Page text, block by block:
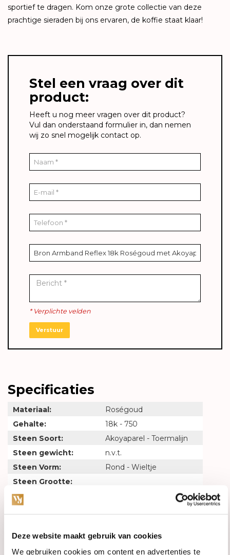
Deze website maakt gebruik van cookies
We gebruiken cookies om content en advertenties te
sportief te dragen. Kom onze grote collectie van deze
prachtige sieraden bij ons ervaren, de koffie staat klaar!
Stel een vraag over dit
product:
Heeft u nog meer vragen over dit product?
Vul dan onderstaand formulier in, dan nemen
wij zo snel mogelijk contact op.
* Verplichte velden
Verstuur
Specificaties
Materiaal:
Roségoud
Gehalte:
18k - 750
Steen Soort:
Akoyaparel - Toermalijn
Steen gewicht:
n.v.t.
Steen Vorm:
Rond - Wieltje
Steen Grootte:
Steen Kleur:
Grijs - Groen - Geel - Roze
Breedte :